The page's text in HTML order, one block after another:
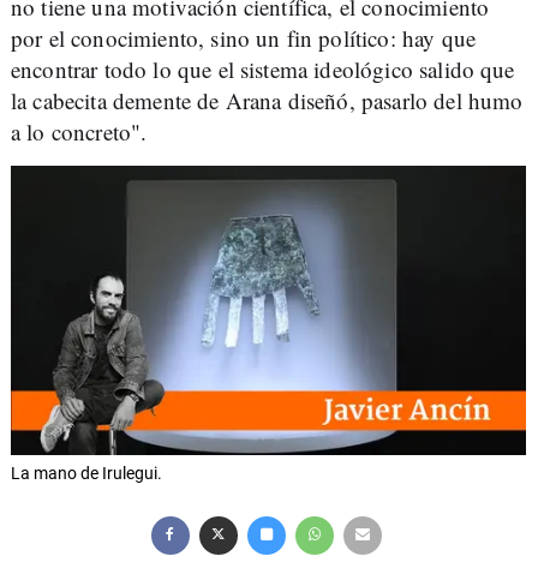
no tiene una motivación científica, el conocimiento
por el conocimiento, sino un fin político: hay que
encontrar todo lo que el sistema ideológico salido que
la cabecita demente de Arana diseñó, pasarlo del humo
a lo concreto".
La mano de Irulegui.